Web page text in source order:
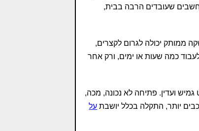
שעובדים הרבה בבית,
ממותק יכולה לגרום לקצרים,
כמה שעות או ימים, ורק אחר
ועדין. פתיחה לא נכונה, מכה,
יותר, התקלה בכלל יושבת על